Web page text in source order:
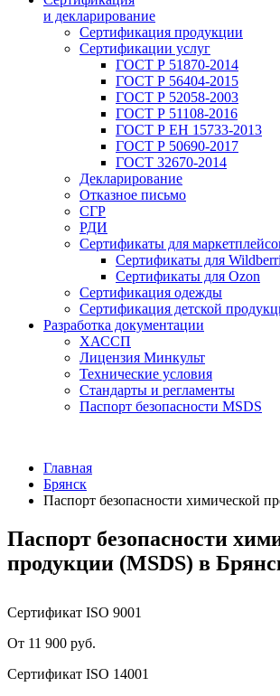
и декларирование
Сертификация продукции
Сертификации услуг
ГОСТ Р 51870-2014
ГОСТ Р 56404-2015
ГОСТ Р 52058-2003
ГОСТ Р 51108-2016
ГОСТ Р ЕН 15733-2013
ГОСТ Р 50690-2017
ГОСТ 32670-2014
Декларирование
Отказное письмо
СГР
РДИ
Сертификаты для
Сертификаты для
Сертификаты для Ozon
Сертификация одежды
Сертификация детской
Разработка документации
ХАССП
Лицензия Минкульт
Технические условия
Стандарты и регламенты
Паспорт безопасности MSDS
Главная
Брянск
Паспорт безопасности химической
Паспорт безопасности
продукции (MSDS) в
Сертификат ISO 9001
От 11 900 руб.
Сертификат ISO 14001